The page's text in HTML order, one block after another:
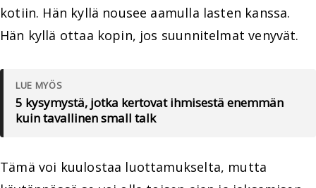
kotiin. Hän kyllä nousee aamulla lasten kanssa.
Hän kyllä ottaa kopin, jos suunnitelmat venyvät.
LUE MYÖS
5 kysymystä, jotka kertovat ihmisestä enemmän
kuin tavallinen small talk
Tämä voi kuulostaa luottamukselta, mutta